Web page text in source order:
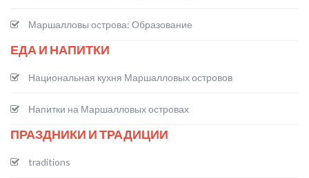
Маршалловы острова: Образование
ЕДА И НАПИТКИ
Национальная кухня Маршалловых островов
Напитки на Маршалловых островах
ПРАЗДНИКИ И ТРАДИЦИИ
traditions